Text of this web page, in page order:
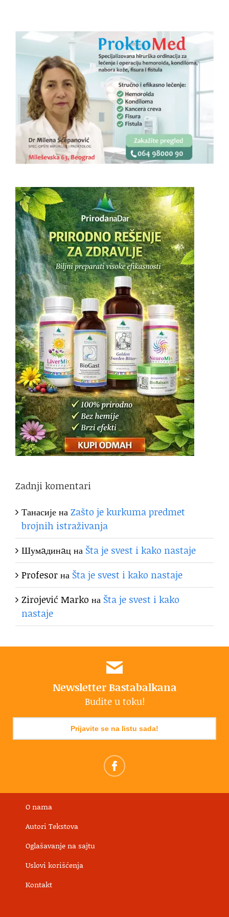
Zadnji komentari
ТанасијенаZašto je kurkuma predmet
brojnih istraživanja
Шумaдинaцна Šta je svest i kako nastaje
Profesorна Šta je svest i kako nastaje
Zirojević Marko на Šta je svest i kako
nastaje
Newsletter Bastabalkana
Budite u toku!
Prijavite se na listu sada!
O nama
Autori Tekstova
Oglašavanje na sajtu
Uslovi korišćenja
Kontakt